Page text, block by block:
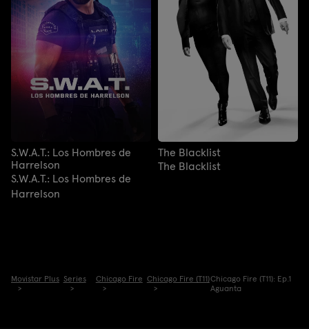
S.W.A.T.: Los Hombres de
Harrelson
S.W.A.T.: Los Hombres de
Harrelson
The Blacklist
The Blacklist
Movistar Plus Series Chicago Fire Chicago Fire (T11)Chicago Fire (T11): Ep.1
Aguanta